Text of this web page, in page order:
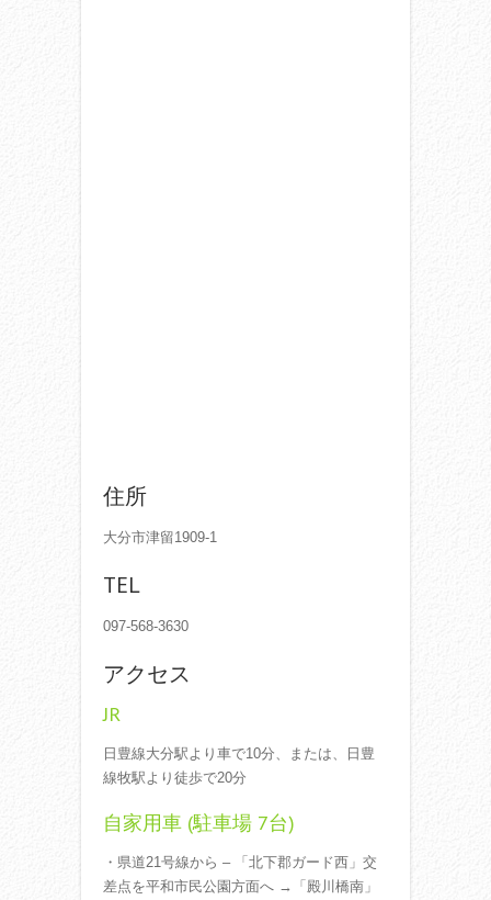
住所
大分市津留1909-1
TEL
097-568-3630
アクセス
JR
日豊線大分駅より車で10分、または、日豊
線牧駅より徒歩で20分
自家用車 (駐車場 7台)
・県道21号線から – 「北下郡ガード西」交
差点を平和市民公園方面へ →「殿川橋南」